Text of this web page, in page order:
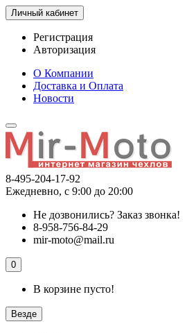
Личный кабинет
Регистрация
Авторизация
О Компании
Доставка и Оплата
Новости
8-495-204-17-92
Ежедневно, с 9:00 до 20:00
Не дозвонились? Заказ звонка!
8-958-756-84-29
mir-moto@mail.ru
0
В корзине пусто!
Везде